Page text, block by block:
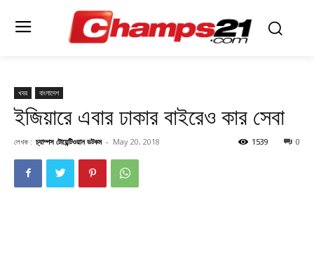
খবর বাংলাদেশ
ইজিয়ারে এবার ঢাকার বাইরেও কার সেবা
লেখক : চ্যাম্পস টোয়েন্টিওয়ান ডটকম - May 20, 2018 0
1539